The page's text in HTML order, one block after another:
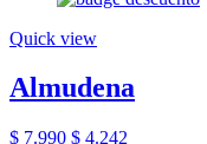
Quick view
Almudena
$ 7.990 $ 4.242